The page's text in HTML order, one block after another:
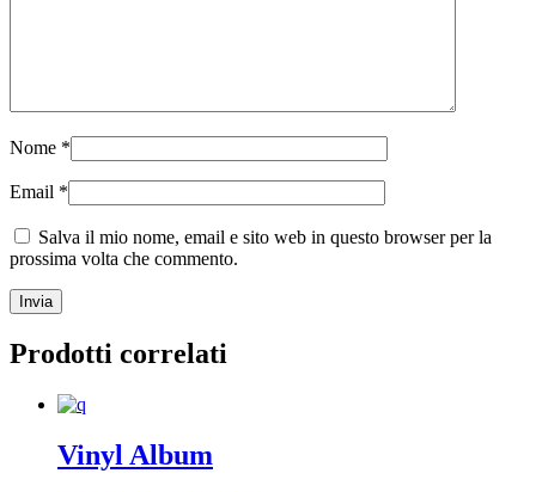
Nome *
Email *
Salva il mio nome, email e sito web in questo browser per la
prossima volta che commento.
Prodotti correlati
Vinyl Album